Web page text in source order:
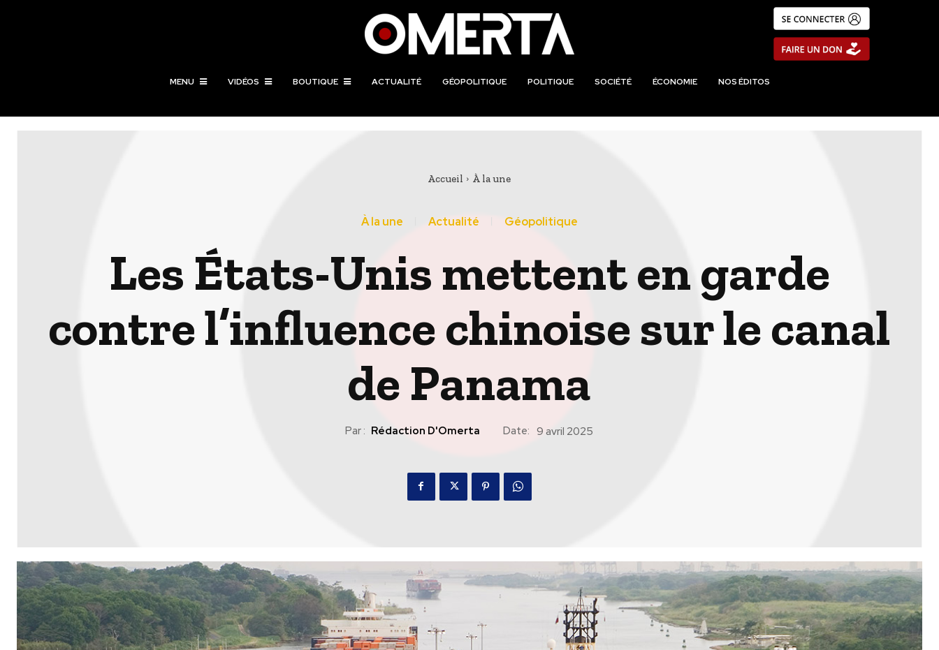
MENU VIDÉOS BOUTIQUE ACTUALITÉ GÉOPOLITIQUE POLITIQUE SOCIÉTÉ ÉCONOMIE NOS ÉDITOS
Accueil À la une
À la une Actualité Géopolitique
Les États-Unis mettent en garde
contre l’influence chinoise sur le canal
de Panama
Par : Rédaction D'Omerta Date: 9 avril 2025